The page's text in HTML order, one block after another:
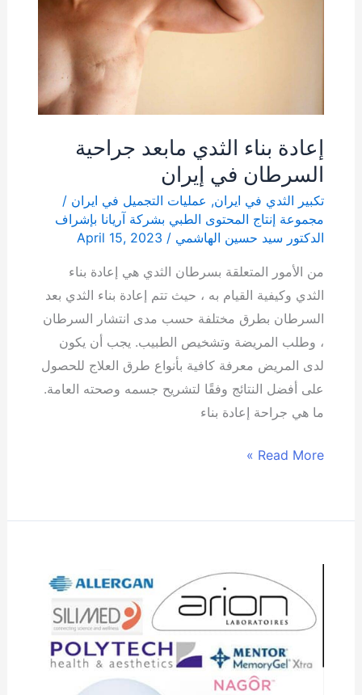
إعادة بناء الثدي مابعد جراحية
السرطان في إيران
تكبير الثدي في ايران, عمليات التجميل في ايران /
مجموعة إنتاج المحتوى الطبي بشركة آریانا بإشراف
الدكتور سيد حسين الهاشمي/
April 15, 2023
من الأمور المتعلقة بسرطان الثدي هي إعادة بناء
الثدي وكيفية القيام به ، حيث تتم إعادة بناء الثدي بعد
السرطان بطرق مختلفة حسب مدى انتشار السرطان
، وطلب المريضة وتشخيص الطبيب. يجب أن يكون
لدى المريض معرفة كافية بأنواع طرق العلاج للحصول
على أفضل النتائج وفقًا لتشريح جسمه وصحته العامة.
ما هي جراحة إعادة بناء
Read More »
على
خمس
ماركات
شهيرة